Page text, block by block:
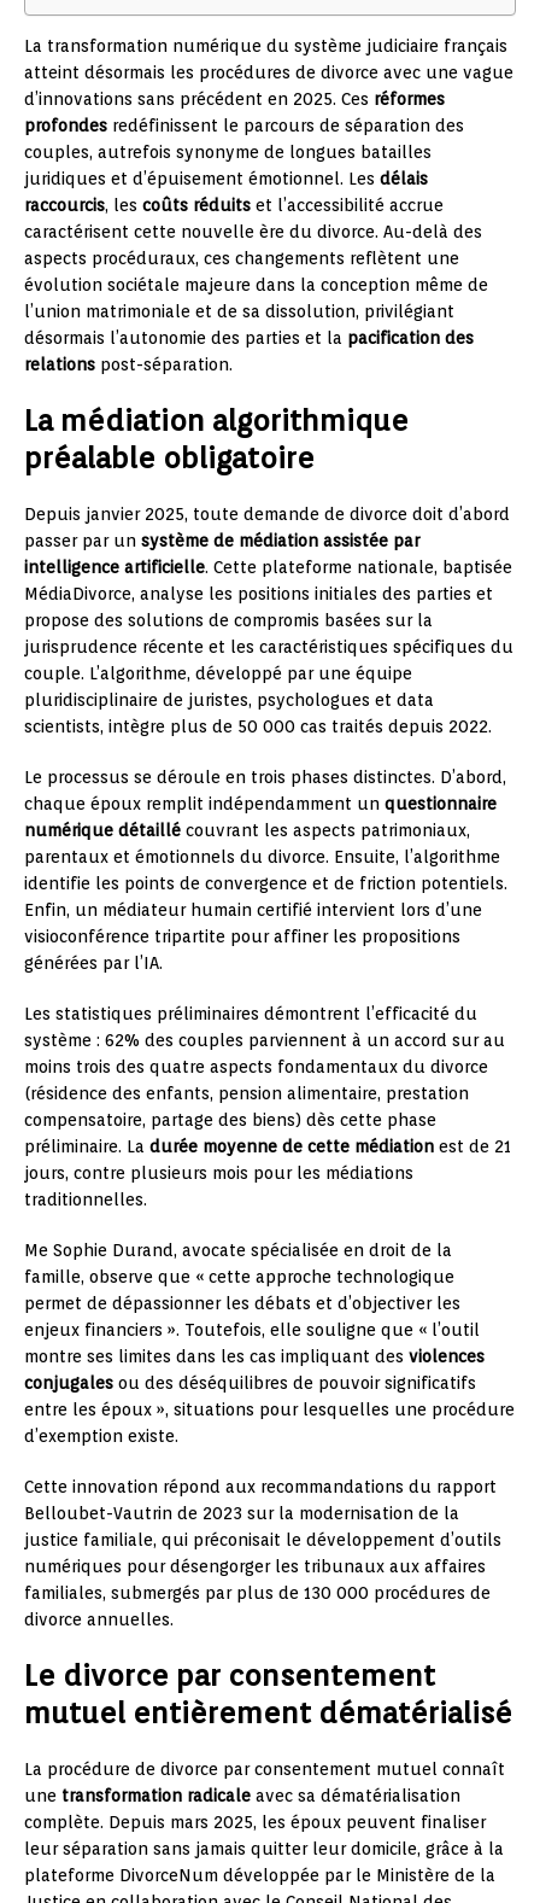
La transformation numérique du système judiciaire français
atteint désormais les procédures de divorce avec une vague
d’innovations sans précédent en 2025. Ces réformes
profondes redéfinissent le parcours de séparation des
couples, autrefois synonyme de longues batailles
juridiques et d’épuisement émotionnel. Les délais
raccourcis, les coûts réduits et l’accessibilité accrue
caractérisent cette nouvelle ère du divorce. Au-delà des
aspects procéduraux, ces changements reflètent une
évolution sociétale majeure dans la conception même de
l’union matrimoniale et de sa dissolution, privilégiant
désormais l’autonomie des parties et la pacification des
relations post-séparation.
La médiation algorithmique
préalable obligatoire
Depuis janvier 2025, toute demande de divorce doit d’abord
passer par un système de médiation assistée par
intelligence artificielle. Cette plateforme nationale, baptisée
MédiaDivorce, analyse les positions initiales des parties et
propose des solutions de compromis basées sur la
jurisprudence récente et les caractéristiques spécifiques du
couple. L’algorithme, développé par une équipe
pluridisciplinaire de juristes, psychologues et data
scientists, intègre plus de 50 000 cas traités depuis 2022.
Le processus se déroule en trois phases distinctes. D’abord,
chaque époux remplit indépendamment un questionnaire
numérique détaillé couvrant les aspects patrimoniaux,
parentaux et émotionnels du divorce. Ensuite, l’algorithme
identifie les points de convergence et de friction potentiels.
Enfin, un médiateur humain certifié intervient lors d’une
visioconférence tripartite pour affiner les propositions
générées par l’IA.
Les statistiques préliminaires démontrent l’efficacité du
système : 62% des couples parviennent à un accord sur au
moins trois des quatre aspects fondamentaux du divorce
(résidence des enfants, pension alimentaire, prestation
compensatoire, partage des biens) dès cette phase
préliminaire. La durée moyenne de cette médiation est de 21
jours, contre plusieurs mois pour les médiations
traditionnelles.
Me Sophie Durand, avocate spécialisée en droit de la
famille, observe que « cette approche technologique
permet de dépassionner les débats et d’objectiver les
enjeux financiers ». Toutefois, elle souligne que « l’outil
montre ses limites dans les cas impliquant des violences
conjugales ou des déséquilibres de pouvoir significatifs
entre les époux », situations pour lesquelles une procédure
d’exemption existe.
Cette innovation répond aux recommandations du rapport
Belloubet-Vautrin de 2023 sur la modernisation de la
justice familiale, qui préconisait le développement d’outils
numériques pour désengorger les tribunaux aux affaires
familiales, submergés par plus de 130 000 procédures de
divorce annuelles.
Le divorce par consentement
mutuel entièrement dématérialisé
La procédure de divorce par consentement mutuel connaît
une transformation radicale avec sa dématérialisation
complète. Depuis mars 2025, les époux peuvent finaliser
leur séparation sans jamais quitter leur domicile, grâce à la
plateforme DivorceNum développée par le Ministère de la